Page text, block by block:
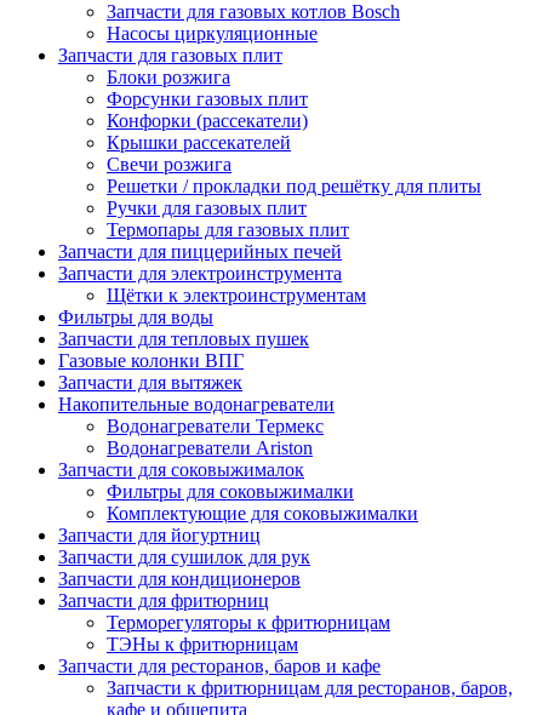
Запчасти для газовых котлов Bosch
Насосы циркуляционные
Запчасти для газовых плит
Блоки розжига
Форсунки газовых плит
Конфорки (рассекатели)
Крышки рассекателей
Свечи розжига
Решетки / прокладки под решётку для плиты
Ручки для газовых плит
Термопары для газовых плит
Запчасти для пиццерийных печей
Запчасти для электроинструмента
Щётки к электроинструментам
Фильтры для воды
Запчасти для тепловых пушек
Газовые колонки ВПГ
Запчасти для вытяжек
Накопительные водонагреватели
Водонагреватели Термекс
Водонагреватели Ariston
Запчасти для соковыжималок
Фильтры для соковыжималки
Комплектующие для соковыжималки
Запчасти для йогуртниц
Запчасти для сушилок для рук
Запчасти для кондиционеров
Запчасти для фритюрниц
Терморегуляторы к фритюрницам
ТЭНы к фритюрницам
Запчасти для ресторанов, баров и кафе
Запчасти к фритюрницам для ресторанов, баров,
кафе и общепита